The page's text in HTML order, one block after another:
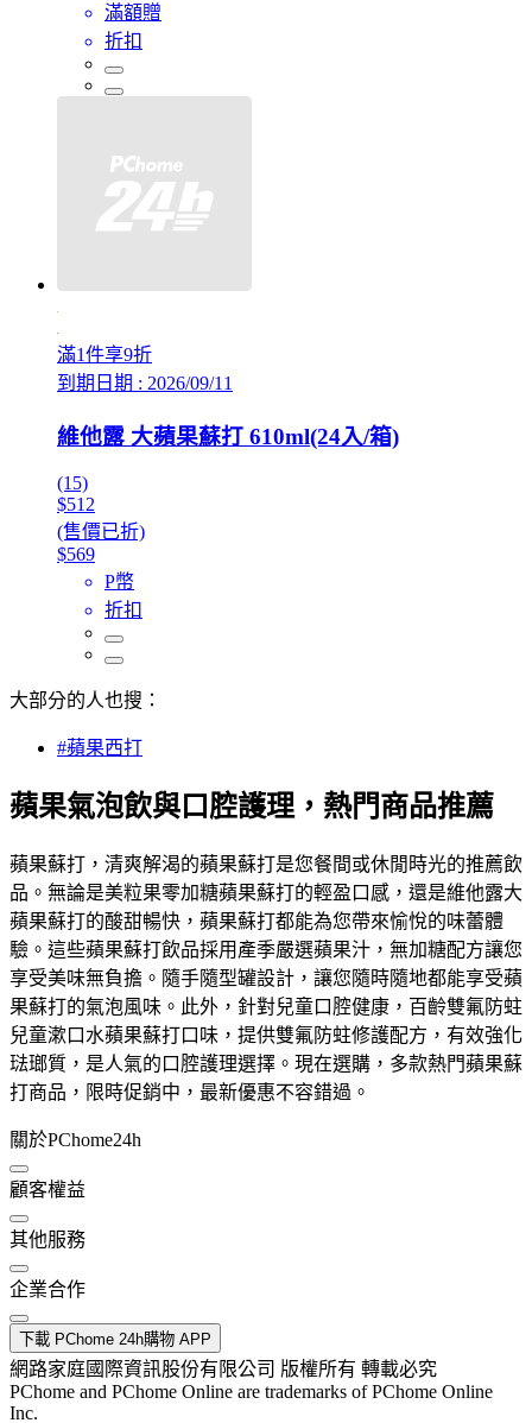
滿額贈
折扣
滿1件享9折
到期日期 : 2026/09/11
維他露 大蘋果蘇打 610ml(24入/箱)
(15)
$512
(售價已折)
$569
P幣
折扣
大部分的人也搜：
#蘋果西打
蘋果氣泡飲與口腔護理，熱門商品推薦
蘋果蘇打，清爽解渴的蘋果蘇打是您餐間或休閒時光的推薦飲
品。無論是美粒果零加糖蘋果蘇打的輕盈口感，還是維他露大
蘋果蘇打的酸甜暢快，蘋果蘇打都能為您帶來愉悅的味蕾體
驗。這些蘋果蘇打飲品採用產季嚴選蘋果汁，無加糖配方讓您
享受美味無負擔。隨手隨型罐設計，讓您隨時隨地都能享受蘋
果蘇打的氣泡風味。此外，針對兒童口腔健康，百齡雙氟防蛀
兒童漱口水蘋果蘇打口味，提供雙氟防蛀修護配方，有效強化
琺瑯質，是人氣的口腔護理選擇。現在選購，多款熱門蘋果蘇
打商品，限時促銷中，最新優惠不容錯過。
關於PChome24h
顧客權益
其他服務
企業合作
下載 PChome 24h購物 APP
網路家庭國際資訊股份有限公司 版權所有 轉載必究
PChome and PChome Online are trademarks of PChome Online
Inc.